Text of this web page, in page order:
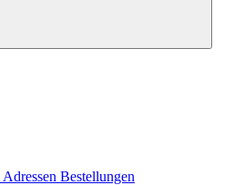
Adressen Bestellungen